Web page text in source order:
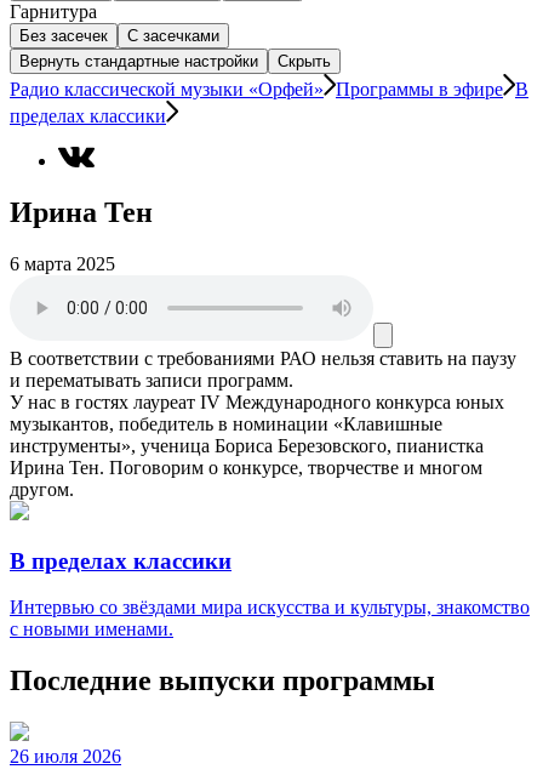
Гарнитура
Без засечек
С засечками
Вернуть стандартные настройки
Скрыть
Радио классической музыки «Орфей» Программы в эфире В
пределах классики
Ирина Тен
6 марта 2025
В соответствии с требованиями РАО нельзя ставить на паузу
и перематывать записи программ.
У нас в гостях лауреат IV Международного конкурса юных
музыкантов, победитель в номинации «Клавишные
инструменты», ученица Бориса Березовского, пианистка
Ирина Тен. Поговорим о конкурсе, творчестве и многом
другом.
В пределах классики
Интервью со звёздами мира искусства и культуры, знакомство
с новыми именами.
Последние выпуски программы
26 июля 2026